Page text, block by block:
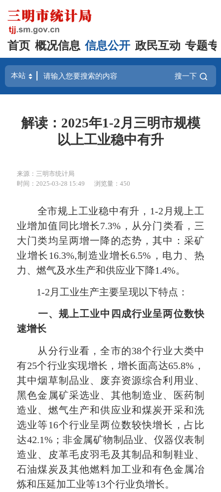
首页 概况信息 信息公开 政民互动 专题
搜一下
解读：2025年1-2月三明市规模
以上工业稳中有升
来源：三明市统计局
时间：2025-03-28 15:49
浏览量：450
全市规上工业稳中有升，1-2月规上工
业增加值同比增长7.3%，从分门类看，三
大门类均呈两增一降的态势，其中：采矿
业增长16.3%,制造业增长6.5%，电力、热
力、燃气及水生产和供应业下降1.4%。
1-2月工业生产主要呈现以下特点：
一、规上工业中四成行业呈两位数快
速增长
从分行业看，全市的38个行业大类中
有25个行业实现增长，增长面高达65.8%，
其中烟草制品业、废弃资源综合利用业、
黑色金属矿采选业、其他制造业、医药制
造业、燃气生产和供应业和煤炭开采和洗
选业等16个行业呈两位数较快增长，占比
达42.1%；非金属矿物制品业、仪器仪表制
造业、皮革毛皮羽毛及其制品和制鞋业、
石油煤炭及其他燃料加工业和有色金属冶
炼和压延加工业等13个行业负增长。